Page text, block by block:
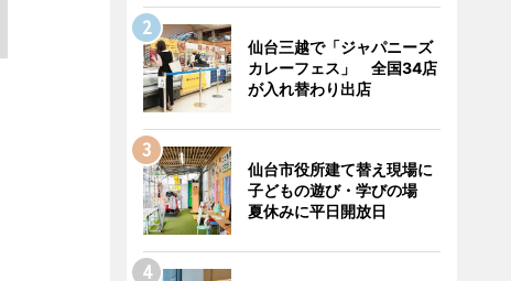
仙台三越で「ジャパニーズ
カレーフェス」 全国34店
が入れ替わり出店
仙台市役所建て替え現場に
子どもの遊び・学びの場
夏休みに平日開放日